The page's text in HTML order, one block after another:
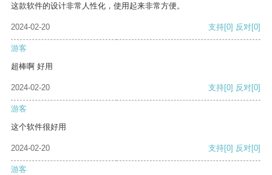
这款软件的设计非常人性化，使用起来非常方便。
2024-02-20 支持[0] 反对[0]
游客
超棒啊 好用
2024-02-20 支持[0] 反对[0]
游客
这个软件很好用
2024-02-20 支持[0] 反对[0]
游客